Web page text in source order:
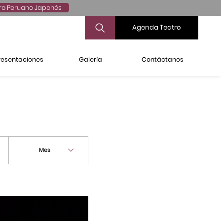
Peruano Japonés
Agenda Teatro
Galería Contáctanos
Mes